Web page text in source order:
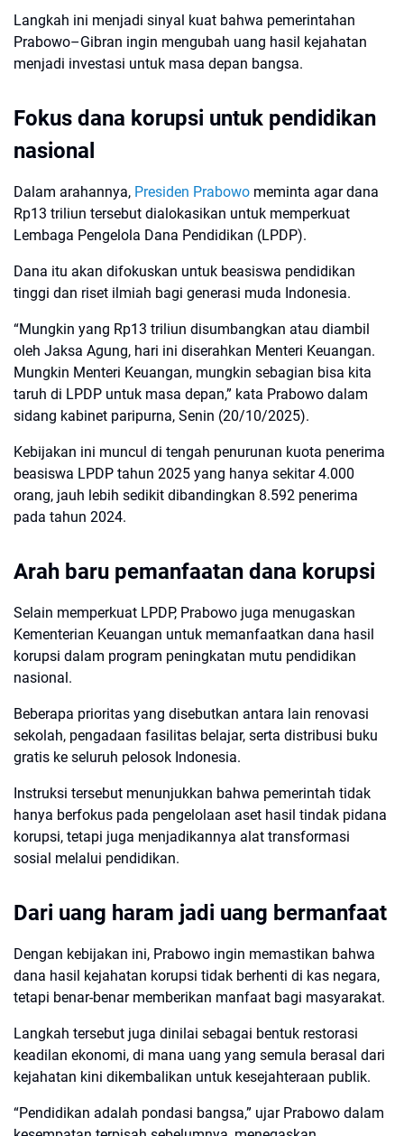
Langkah ini menjadi sinyal kuat bahwa pemerintahan
Prabowo–Gibran ingin mengubah uang hasil kejahatan
menjadi investasi untuk masa depan bangsa.
Fokus dana korupsi untuk pendidikan
nasional
Dalam arahannya, Presiden Prabowo meminta agar dana
Rp13 triliun tersebut dialokasikan untuk memperkuat
Lembaga Pengelola Dana Pendidikan (LPDP).
Dana itu akan difokuskan untuk beasiswa pendidikan
tinggi dan riset ilmiah bagi generasi muda Indonesia.
“Mungkin yang Rp13 triliun disumbangkan atau diambil
oleh Jaksa Agung, hari ini diserahkan Menteri Keuangan.
Mungkin Menteri Keuangan, mungkin sebagian bisa kita
taruh di LPDP untuk masa depan,” kata Prabowo dalam
sidang kabinet paripurna, Senin (20/10/2025).
Kebijakan ini muncul di tengah penurunan kuota penerima
beasiswa LPDP tahun 2025 yang hanya sekitar 4.000
orang, jauh lebih sedikit dibandingkan 8.592 penerima
pada tahun 2024.
Arah baru pemanfaatan dana korupsi
Selain memperkuat LPDP, Prabowo juga menugaskan
Kementerian Keuangan untuk memanfaatkan dana hasil
korupsi dalam program peningkatan mutu pendidikan
nasional.
Beberapa prioritas yang disebutkan antara lain renovasi
sekolah, pengadaan fasilitas belajar, serta distribusi buku
gratis ke seluruh pelosok Indonesia.
Instruksi tersebut menunjukkan bahwa pemerintah tidak
hanya berfokus pada pengelolaan aset hasil tindak pidana
korupsi, tetapi juga menjadikannya alat transformasi
sosial melalui pendidikan.
Dari uang haram jadi uang bermanfaat
Dengan kebijakan ini, Prabowo ingin memastikan bahwa
dana hasil kejahatan korupsi tidak berhenti di kas negara,
tetapi benar-benar memberikan manfaat bagi masyarakat.
Langkah tersebut juga dinilai sebagai bentuk restorasi
keadilan ekonomi, di mana uang yang semula berasal dari
kejahatan kini dikembalikan untuk kesejahteraan publik.
“Pendidikan adalah pondasi bangsa,” ujar Prabowo dalam